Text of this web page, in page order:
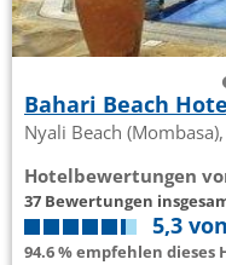
Bahari Beach
Nyali Beach
Hotelbewertungen
37 Bewertungen
5,3
94.6 % empfehlen dieses